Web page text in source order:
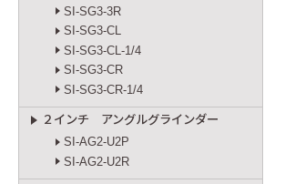
SI-SG3-3R
SI-SG3-CL
SI-SG3-CL-1/4
SI-SG3-CR
SI-SG3-CR-1/4
２インチ アングルグラインダー
SI-AG2-U2P
SI-AG2-U2R